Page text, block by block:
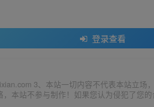
登录查看
3、本站一切内容不代表本站立场
本站不参与制作！如果您认为侵犯了您